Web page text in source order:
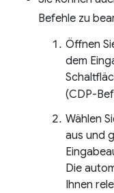
Befehle zu
Öffnen
dem
(CDP-
Wählen
aus und
Die
Ihnen